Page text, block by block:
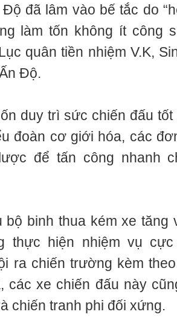
đã lâm vào bế tắc do
làm tốn không ít công
quân tiền nhiệm V.K,
Độ.
duy trì sức chiến đấu
đoàn cơ giới hóa, các
để tấn công nhanh
bộ binh thua kém xe tăng
thực hiện nhiệm vụ
ra chiến trường kèm
các xe chiến đấu này
chiến tranh phi đối xứng.